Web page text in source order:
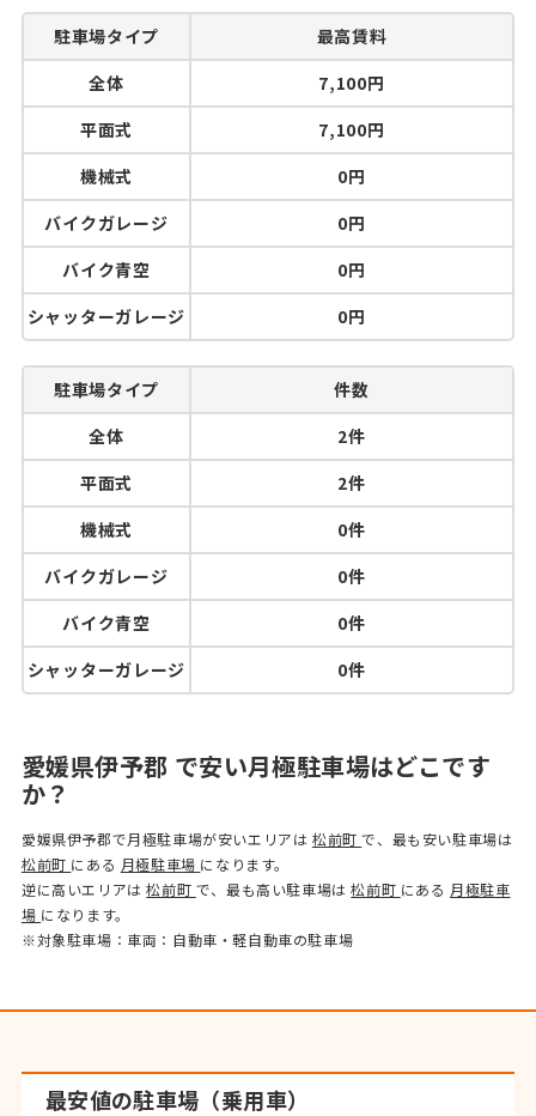
駐車場タイプ
最高賃料
全体
7,100円
平面式
7,100円
機械式
0円
バイクガレージ
0円
バイク青空
0円
シャッターガレージ
0円
駐車場タイプ
件数
全体
2件
平面式
2件
機械式
0件
バイクガレージ
0件
バイク青空
0件
シャッターガレージ
0件
愛媛県伊予郡 で安い月極駐車場はどこです
か？
愛媛県伊予郡で月極駐車場が安いエリアは 松前町で、最も安い駐車場は
松前町 にある 月極駐車場 になります。
逆に高いエリアは松前町 で、最も高い駐車場は松前町 にある 月極駐車
場 になります。
※対象駐車場：車両：自動車・軽自動車の駐車場
最安値の駐車場（乗用車）